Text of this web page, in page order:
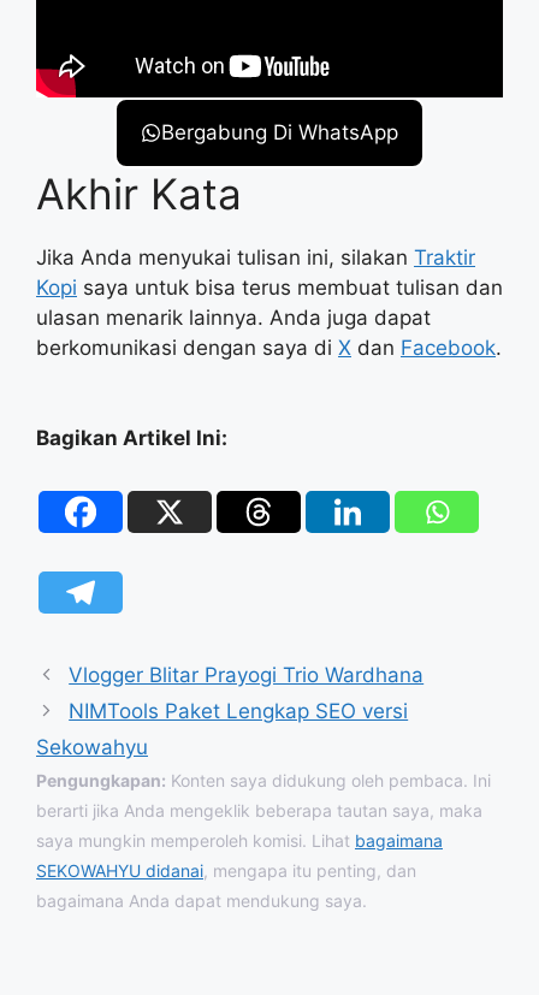
Bergabung Di WhatsApp
Akhir Kata
Jika Anda menyukai tulisan ini, silakan Traktir
Kopi saya untuk bisa terus membuat tulisan dan
ulasan menarik lainnya. Anda juga dapat
berkomunikasi dengan saya di X dan Facebook.
Bagikan Artikel Ini:
Vlogger Blitar Prayogi Trio Wardhana
NIMTools Paket Lengkap SEO versi
Sekowahyu
Pengungkapan: Konten saya didukung oleh pembaca. Ini
berarti jika Anda mengeklik beberapa tautan saya, maka
saya mungkin memperoleh komisi. Lihat bagaimana
SEKOWAHYU didanai , mengapa itu penting, dan
bagaimana Anda dapat mendukung saya.